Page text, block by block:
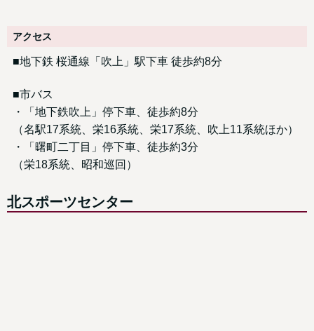
アクセス
■地下鉄 桜通線「吹上」駅下車 徒歩約8分
■市バス
・「地下鉄吹上」停下車、徒歩約8分
（名駅17系統、栄16系統、栄17系統、吹上11系統ほか）
・「曙町二丁目」停下車、徒歩約3分
（栄18系統、昭和巡回）
北スポーツセンター